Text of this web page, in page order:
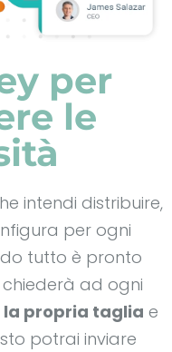
per
le
intendi distribuire,
per ogni
tutto è pronto
ad ogni
propria taglia e
potrai inviare